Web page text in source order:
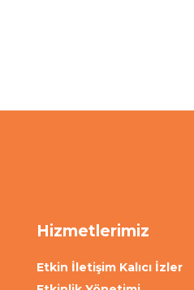
Hizmetlerimiz
Etkin İletişim Kalıcı İzler